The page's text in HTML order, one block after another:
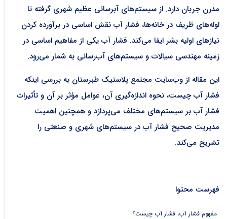
مدرن جریان دارد. از سیستم‌های آبرسانی عظیم شهری گرفته تا
لوله‌های ظریف در خانه‌ها، فشار آب نقش اساسی در برآورده کردن
نیازهای اولیه بشر ایفا می‌کند. فشار آب یکی از مفاهیم اساسی در
زمینه مهندسی سیالات و سیستم‌های آب‌رسانی به شمار می‌رود.
این مقاله از وب‌سایت مجتمع پلاستیک طبرستان به بررسی اینکه
فشار آب چیست، نحوه اندازه‌گیری آن، عوامل مؤثر بر آن و تأثیرات
فشار آب بر سیستم‌های مختلف می‌پردازد و همچنین اهمیت
مدیریت صحیح فشار آب در سیستم‌های شهری و صنعتی را
تشریح می‌کند.
فهرست محتوا
مفهوم فشار آب، فشار آب چیست؟